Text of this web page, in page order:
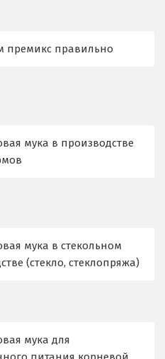
премикс правильно
мука в производстве
мука в стекольном
(стекло, стеклопряжа)
мука для